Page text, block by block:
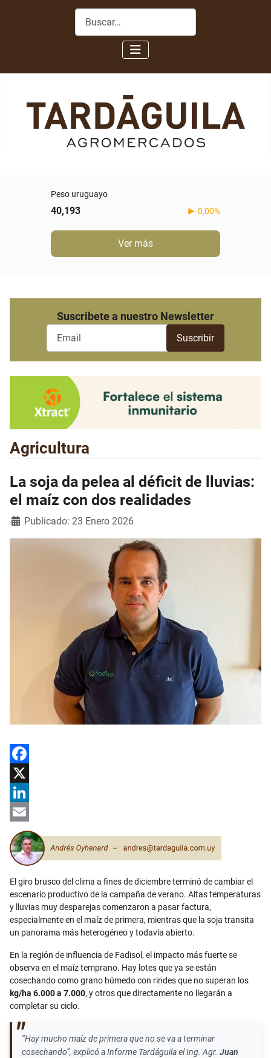
Buscar
Peso uruguayo
40,193 0,00%
Ver más
Suscribete a nuestro Newsletter
Agricultura
La soja da pelea al déficit de lluvias:
el maíz con dos realidades
Detalles
Publicado: 23 Enero 2026
Facebook
X
LinkedIn
Email
El giro brusco del clima a fines de diciembre terminó de cambiar el
escenario productivo de la campaña de verano. Altas temperaturas
y lluvias muy desparejas comenzaron a pasar factura,
especialmente en el maíz de primera, mientras que la soja transita
un panorama más heterogéneo y todavía abierto.
En la región de influencia de Fadisol, el impacto más fuerte se
observa en el maíz temprano. Hay lotes que ya se están
cosechando como grano húmedo con rindes que no superan los
kg/ha 6.000 a 7.000, y otros que directamente no llegarán a
completar su ciclo.
“Hay mucho maíz de primera que no se va a terminar
cosechando”, explicó a Informe Tardáguila el Ing. Agr. Juan